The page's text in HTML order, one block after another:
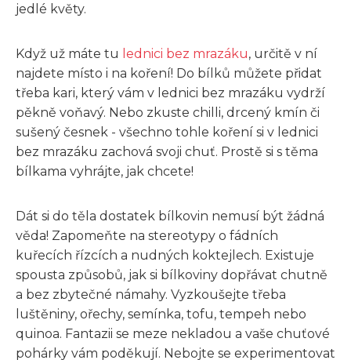
jedlé květy.
Když už máte tu lednici bez mrazáku, určitě v ní
najdete místo i na koření! Do bílků můžete přidat
třeba kari, který vám v lednici bez mrazáku vydrží
pěkně voňavý. Nebo zkuste chilli, drcený kmín či
sušený česnek - všechno tohle koření si v lednici
bez mrazáku zachová svoji chuť. Prostě si s těma
bílkama vyhrájte, jak chcete!
Dát si do těla dostatek bílkovin nemusí být žádná
věda! Zapomeňte na stereotypy o fádních
kuřecích řízcích a nudných koktejlech. Existuje
spousta způsobů, jak si bílkoviny dopřávat chutně
a bez zbytečné námahy. Vyzkoušejte třeba
luštěniny, ořechy, semínka, tofu, tempeh nebo
quinoa. Fantazii se meze nekladou a vaše chuťové
pohárky vám poděkují. Nebojte se experimentovat